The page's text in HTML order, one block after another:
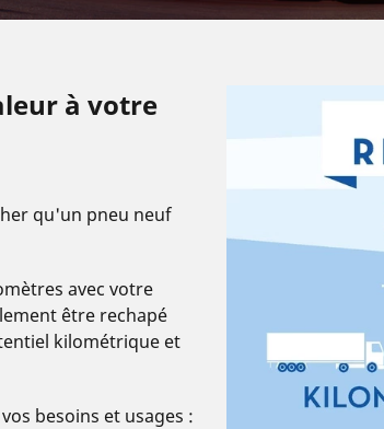
à votre
qu'un pneu neuf
avec votre
être rechapé
kilométrique et
besoins et usages :